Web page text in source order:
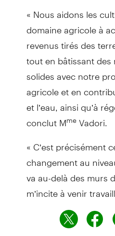
« Nous aidons les
domaine agricole à
revenus tirés des
tout en bâtissant
solides avec notre
agricole et en
et l’eau, ainsi qu’à
conclut MmeVadori.
« C’est précisément
changement au
va au-delà des murs
m’incite à venir